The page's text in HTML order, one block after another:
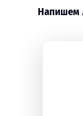
Напишем